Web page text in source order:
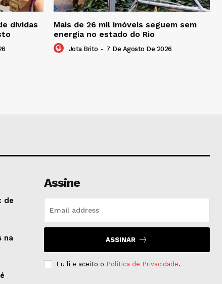
dívidas
Mais de 26 mil imóveis seguem sem
energia no estado do Rio
Jota Brito - 7 De Agosto De 2026
de
na
Assine
ASSINAR
Eu li e aceito o Politica de Privacidade.